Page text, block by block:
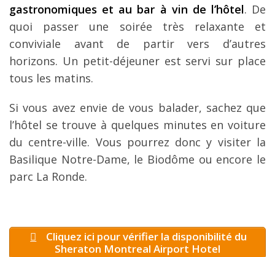
gastronomiques et au bar à vin de l’hôtel. De
quoi passer une soirée très relaxante et
conviviale avant de partir vers d’autres
horizons. Un petit-déjeuner est servi sur place
tous les matins.
Si vous avez envie de vous balader, sachez que
l’hôtel se trouve à quelques minutes en voiture
du centre-ville. Vous pourrez donc y visiter la
Basilique Notre-Dame, le Biodôme ou encore le
parc La Ronde.
Cliquez ici pour vérifier la disponibilité du
Sheraton Montreal Airport Hotel